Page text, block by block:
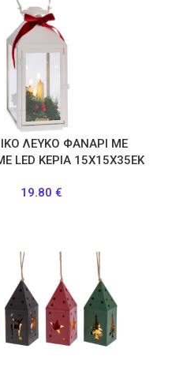
ΛΕΥΚΟ ΦΑΝΑΡΙ ΜΕ
LED ΚΕΡΙΑ 15Χ15Χ35ΕΚ
19.80 €